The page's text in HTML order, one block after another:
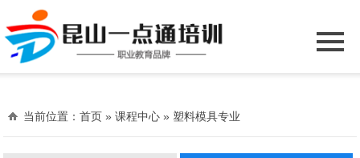
当前位置：首页 » 课程中心 » 塑料模具专业